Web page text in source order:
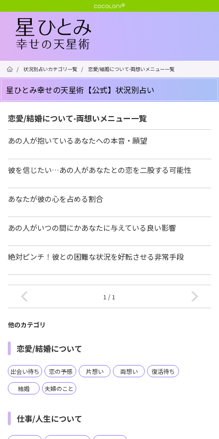
/ 状況別占いカテゴリ一覧 / 恋愛/結婚について-両想いメニュー一覧
星ひとみ幸せの天星術【公式】状況別占い
恋愛/結婚について-両想いメニュー一覧
あの人が抱いているあなたへの本音・願望
彼を信じたい…あの人があなたとの恋を二股する可能性
あなたが彼の心を占める割合
あの人がいつの間にかあなたに与えている良い影響
絶対ピンチ！彼との困難な状況を好転させる非常手段
1 / 1
他のカテゴリ
恋愛/結婚について
出会い待ち 恋の予感 片想い 両想い 復活待ち
結婚 夫婦のこと
仕事/人生について